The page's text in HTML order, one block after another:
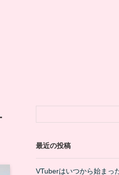
最近の投稿
VTuberはいつから始まっ